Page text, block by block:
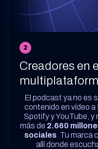
2
Creadores en
El podcast ya no es
contenido en vídeo
Spotify y YouTube,
más de 2.660
sociales . Tu
allí donde